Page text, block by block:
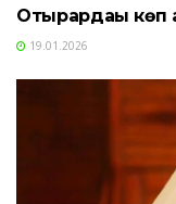
Отырардағы көп
19.01.2026